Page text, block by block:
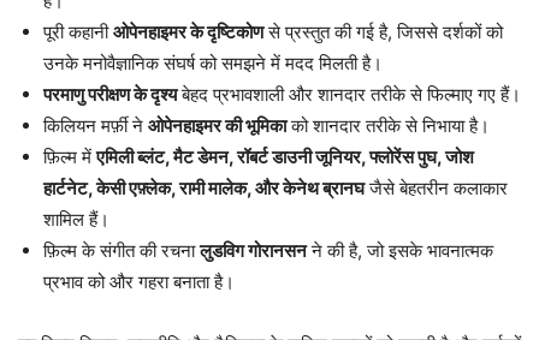
पूरी कहानीओपेनहाइमर के दृष्टिकोणसे प्रस्तुत की गई है, जिससे दर्शकों को
उनके मनोवैज्ञानिक संघर्ष को समझने में मदद मिलती है।
परमाणु परीक्षण के दृश्यबेहद प्रभावशाली और शानदार तरीके से फिल्माए गए हैं।
किलियन मर्फ़ी ने ओपेनहाइमर की भूमिकाको शानदार तरीके से निभाया है।
फ़िल्म मेंएमिली ब्लंट, मैट डेमन, रॉबर्ट डाउनी जूनियर, फ्लोरेंस पुघ, जोश
हार्टनेट, केसी एफ़्लेक, रामी मालेक, और केनेथ ब्रानघजैसे बेहतरीन कलाकार
शामिल हैं।
फ़िल्म के संगीत की रचनालुडविग गोरानसनने की है, जो इसके भावनात्मक
प्रभाव को और गहरा बनाता है।